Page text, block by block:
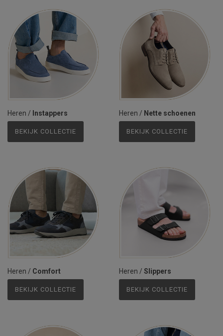
Heren / Instappers
BEKIJK COLLECTIE
Heren / Nette schoenen
BEKIJK COLLECTIE
Heren / Comfort
BEKIJK COLLECTIE
Heren / Slippers
BEKIJK COLLECTIE